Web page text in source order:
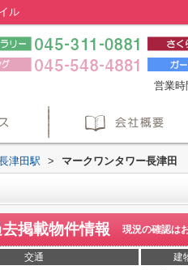
ル
営業時
津田駅 > マークワンタワー長津田
掲載物件情報 現況の確認は
交通 建